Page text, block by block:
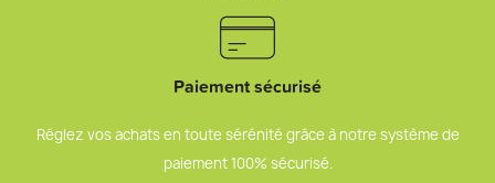
Paiement sécurisé
Réglez vos achats en toute sérénité grâce à notre système de
paiement 100% sécurisé.